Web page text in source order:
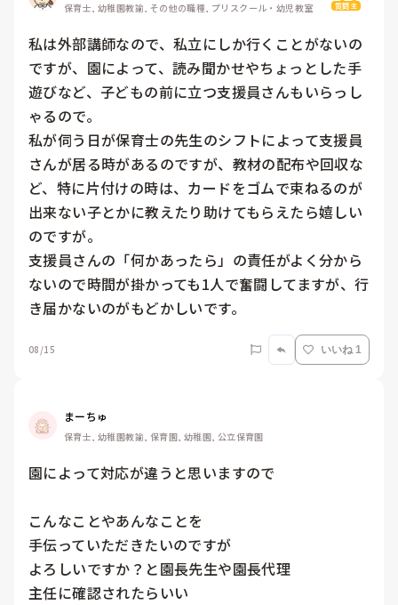
保育士, 幼稚園教諭, その他の職種, プリスクール・幼児教室 質問主
私は外部講師なので、私立にしか行くことがないの
ですが、園によって、読み聞かせやちょっとした手
遊びなど、子どもの前に立つ支援員さんもいらっし
ゃるので。
私が伺う日が保育士の先生のシフトによって支援員
さんが居る時があるのですが、教材の配布や回収な
ど、特に片付けの時は、カードをゴムで束ねるのが
出来ない子とかに教えたり助けてもらえたら嬉しい
のですが。
支援員さんの「何かあったら」の責任がよく分から
ないので時間が掛かっても1人で奮闘してますが、行
08/15 いいね 1
まーちゅ
保育士, 幼稚園教諭, 保育園, 幼稚園, 公立保育園
園によって対応が違うと思いますので
こんなことやあんなことを
手伝っていただきたいのですが
よろしいですか？と園長先生や園長代理
主任に確認されたらいい